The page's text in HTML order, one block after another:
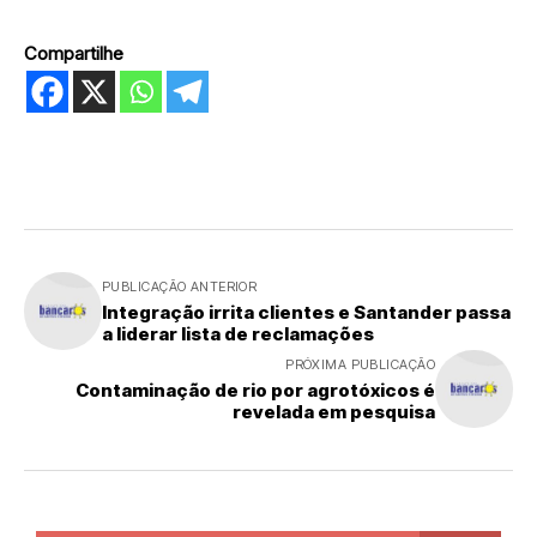
Compartilhe
PUBLICAÇÃO ANTERIOR
Integração irrita clientes e Santander passa
a liderar lista de reclamações
PRÓXIMA PUBLICAÇÃO
Contaminação de rio por agrotóxicos é
revelada em pesquisa